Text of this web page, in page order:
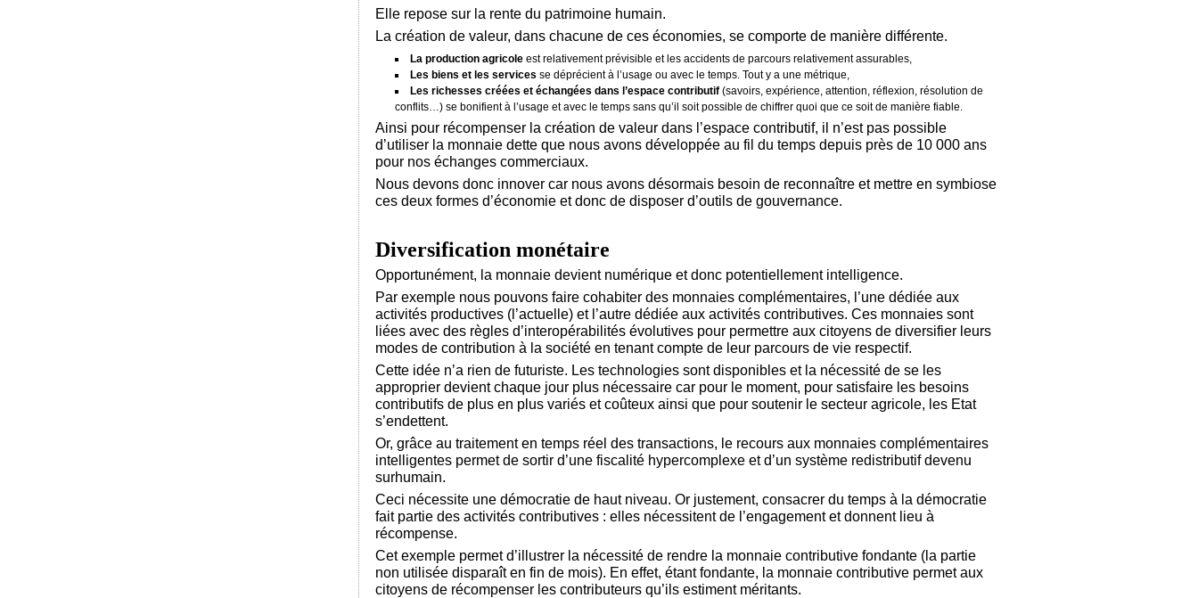
Elle repose sur la rente du patrimoine humain.
La création de valeur, dans chacune de ces économies, se comporte de manière différente.
La production agricole est relativement prévisible et les accidents de parcours relativement assurables,
Les biens et les services se déprécient à l’usage ou avec le temps. Tout y a une métrique,
Les richesses créées et échangées dans l’espace contributif (savoirs, expérience, attention, réflexion, résolution de
conflits…) se bonifient à l’usage et avec le temps sans qu’il soit possible de chiffrer quoi que ce soit de manière fiable.
Ainsi pour récompenser la création de valeur dans l’espace contributif, il n’est pas possible
d’utiliser la monnaie dette que nous avons développée au fil du temps depuis près de 10 000 ans
pour nos échanges commerciaux.
Nous devons donc innover car nous avons désormais besoin de reconnaître et mettre en symbiose
ces deux formes d’économie et donc de disposer d’outils de gouvernance.
Diversification monétaire
Opportunément, la monnaie devient numérique et donc potentiellement intelligence.
Par exemple nous pouvons faire cohabiter des monnaies complémentaires, l’une dédiée aux
activités productives (l’actuelle) et l’autre dédiée aux activités contributives. Ces monnaies sont
liées avec des règles d’interopérabilités évolutives pour permettre aux citoyens de diversifier leurs
modes de contribution à la société en tenant compte de leur parcours de vie respectif.
Cette idée n’a rien de futuriste. Les technologies sont disponibles et la nécessité de se les
approprier devient chaque jour plus nécessaire car pour le moment, pour satisfaire les besoins
contributifs de plus en plus variés et coûteux ainsi que pour soutenir le secteur agricole, les Etat
s’endettent.
Or, grâce au traitement en temps réel des transactions, le recours aux monnaies complémentaires
intelligentes permet de sortir d’une fiscalité hypercomplexe et d’un système redistributif devenu
surhumain.
Ceci nécessite une démocratie de haut niveau. Or justement, consacrer du temps à la démocratie
fait partie des activités contributives : elles nécessitent de l’engagement et donnent lieu à
récompense.
Cet exemple permet d’illustrer la nécessité de rendre la monnaie contributive fondante (la partie
non utilisée disparaît en fin de mois). En effet, étant fondante, la monnaie contributive permet aux
citoyens de récompenser les contributeurs qu’ils estiment méritants.